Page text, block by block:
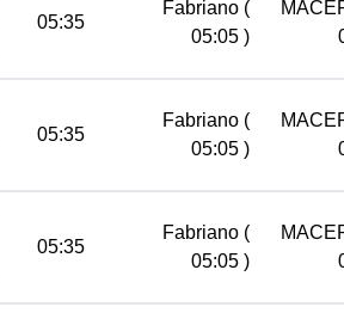
05:35
Fabriano (
05:05 )
05:35
Fabriano (
05:05 )
05:35
Fabriano (
05:05 )